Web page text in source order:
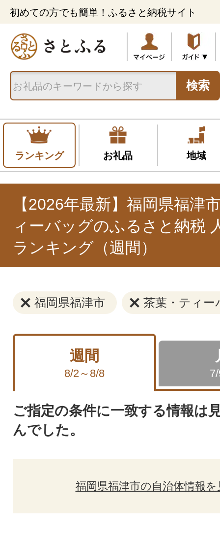
初めての方でも簡単！ふるさと納税サイト
検索
ランキング お礼品 地域
【2026年最新】福岡県福津
ィーバッグのふるさと納税
ランキング（週間）
福岡県福津市 茶葉・ティー
週間
8/2～8/8
ご指定の条件に一致する情報は
んでした。
福岡県福津市の自治体情報を